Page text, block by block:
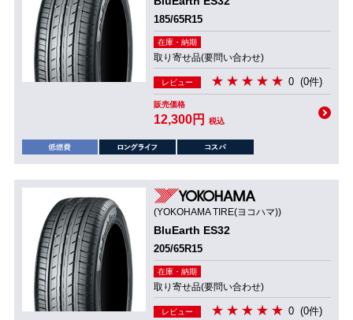
185/65R15
在庫・納期
取り寄せ品(要問い合わせ)
レビュー 0 (0件)
販売価格
12,300円 税込
(YOKOHAMA TIRE(ヨコハマ))
BluEarth ES32
205/65R15
在庫・納期
取り寄せ品(要問い合わせ)
レビュー 0 (0件)